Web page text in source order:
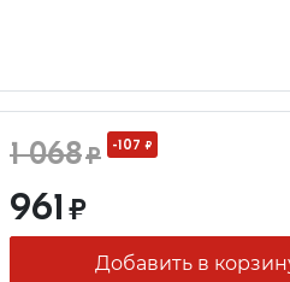
1 068₽ -107 ₽
961 ₽
Добавить в